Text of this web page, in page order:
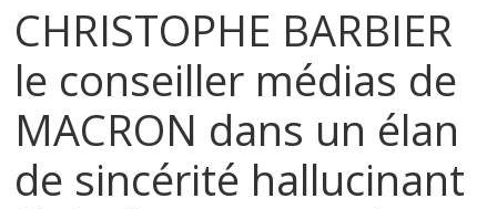
CHRISTOPHE BARBIER
le conseiller médias de
MACRON dans un élan
de sincérité hallucinant